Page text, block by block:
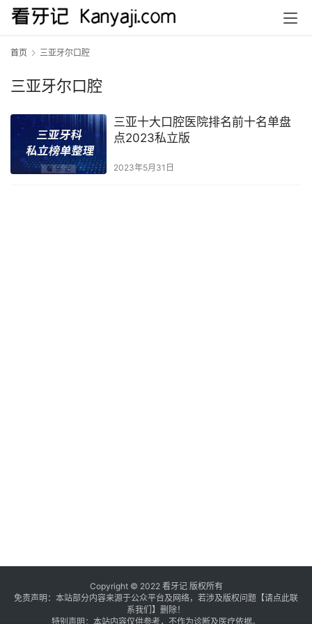
首页 三亚牙尔口腔
三亚牙尔口腔
三亚十大口腔医院排名前十名单盘
点2023私立版
2023年5月31日
Copyright © 2022 看牙记 版权所有
免责声明：本站部分内容来源于公众平台及网络，若涉及版权问题【请点此联
系我们 】 删除！
特别声明：本站内容仅供参考，不作为诊断及医疗依据。